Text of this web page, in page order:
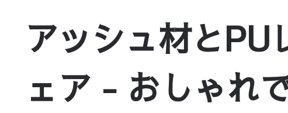
アッシュ材とPU
ェア - おしゃれ